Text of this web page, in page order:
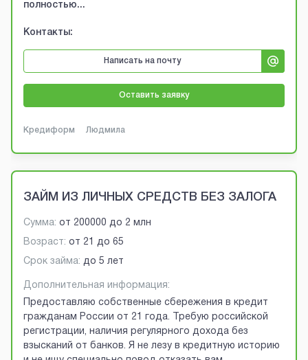
полностью...
Контакты:
Написать на почту
Оставить заявку
Кредиформ Людмила
ЗАЙМ ИЗ ЛИЧНЫХ СРЕДСТВ БЕЗ ЗАЛОГА
Сумма: от 200000 до 2 млн
Возраст: от 21 до 65
Срок займа: до 5 лет
Дополнительная информация:
Предоставляю собственные сбережения в кредит
гражданам России от 21 года. Требую российской
регистрации, наличия регулярного дохода без
взысканий от банков. Я не лезу в кредитную историю